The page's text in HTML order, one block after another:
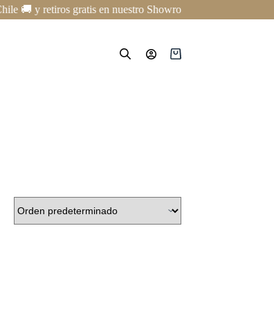
🚚 y retiros gratis en nuestro Showroom en Providencia
Carro